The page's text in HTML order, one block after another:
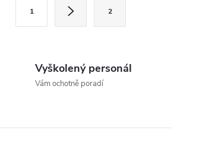
1 2
Vyškolený personál
Vám ochotně poradí